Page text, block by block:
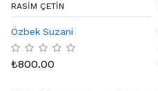
RASIM ÇETIN
Özbek Suzani
₺800.00